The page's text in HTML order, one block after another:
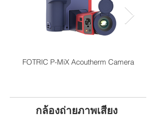
FOTRIC P-MiX Acoutherm Camera
กล้องถ่ายภาพเสียง